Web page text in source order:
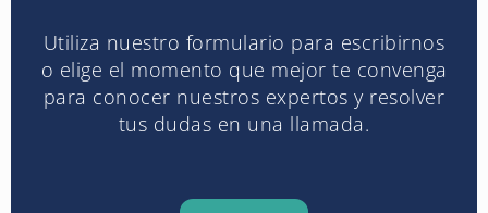
Utiliza nuestro formulario para escribirnos
o elige el momento que mejor te convenga
para conocer nuestros expertos y resolver
tus dudas en una llamada.